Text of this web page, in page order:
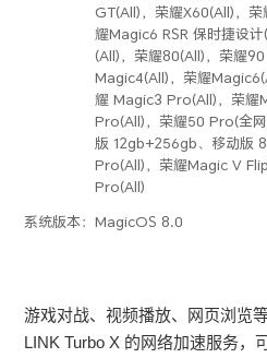
GT(All)，荣耀X60(All)，
耀Magic6 RSR 保时捷设
(All)，荣耀80(All)，荣耀
Magic4(All)，荣耀
耀 Magic3 Pro(All)，荣耀
Pro(All)，荣耀50 Pro(全
版 12gb+256gb、移动版
Pro(All)，荣耀Magic V
Pro(All)
系统版本：MagicOS 8.0
游戏对战、视频播放、网页浏览
LINK Turbo X 的网络加速服务，